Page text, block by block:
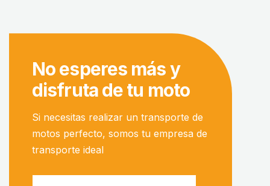
No esperes más y
disfruta de tu moto
Si necesitas realizar un transporte de
motos perfecto, somos tu empresa de
transporte ideal